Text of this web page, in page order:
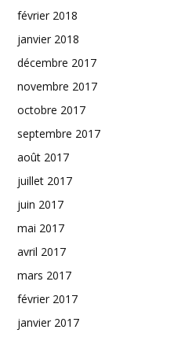
février 2018
janvier 2018
décembre 2017
novembre 2017
octobre 2017
septembre 2017
août 2017
juillet 2017
juin 2017
mai 2017
avril 2017
mars 2017
février 2017
janvier 2017